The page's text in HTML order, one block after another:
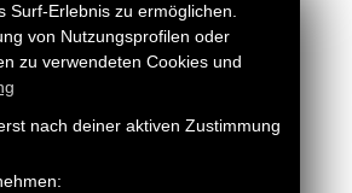
Erlebnis zu ermöglichen.
von Nutzungsprofilen oder
zu verwendeten Cookies und
nach deiner aktiven Zustimmung